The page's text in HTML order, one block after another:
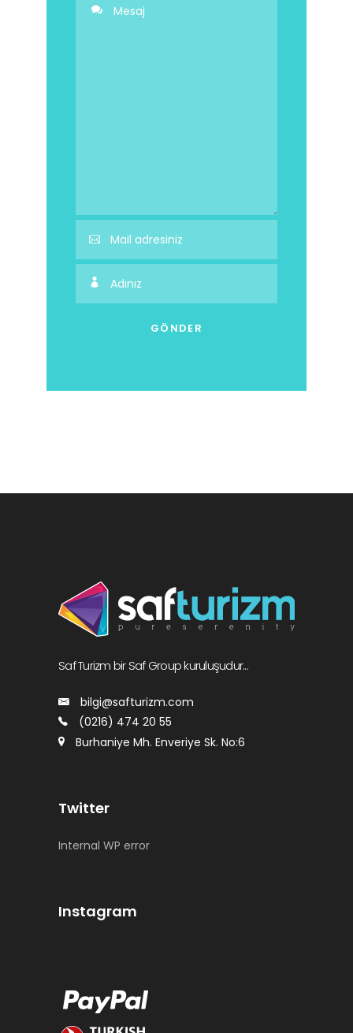
Saf Turizm bir Saf Group kuruluşudur...
bilgi@safturizm.com
(0216) 474 20 55
Burhaniye Mh. Enveriye Sk. No:6
Twitter
Internal WP error
Instagram